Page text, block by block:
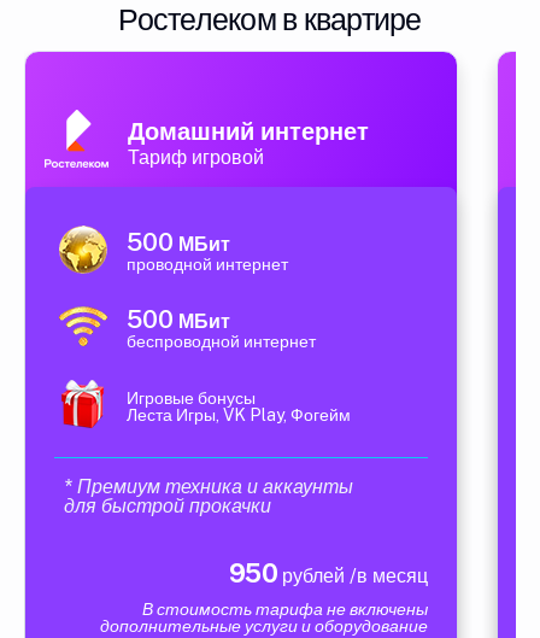
Ростелеком в квартире
Домашний интернет
Тариф игровой
500 МБит
проводной интернет
500 МБит
беспроводной интернет
Игровые бонусы
Леста Игры, VK Play, Фогейм
* Премиум техника и аккаунты
для быстрой прокачки
950 рублей /в месяц
В стоимость тарифа не включены
дополнительные услуги и оборудование